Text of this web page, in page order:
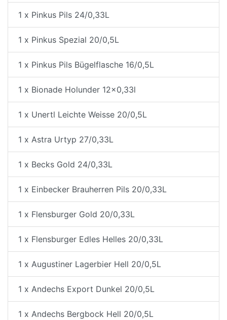
1 x Pinkus Pils 24/0,33L
1 x Pinkus Spezial 20/0,5L
1 x Pinkus Pils Bügelflasche 16/0,5L
1 x Bionade Holunder 12x0,33l
1 x Unertl Leichte Weisse 20/0,5L
1 x Astra Urtyp 27/0,33L
1 x Becks Gold 24/0,33L
1 x Einbecker Brauherren Pils 20/0,33L
1 x Flensburger Gold 20/0,33L
1 x Flensburger Edles Helles 20/0,33L
1 x Augustiner Lagerbier Hell 20/0,5L
1 x Andechs Export Dunkel 20/0,5L
1 x Andechs Bergbock Hell 20/0,5L